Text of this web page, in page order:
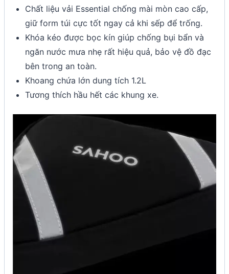
Chất liệu vải Essential chống mài mòn cao cấp,
giữ form túi cực tốt ngay cả khi sếp để trống.
Khóa kéo được bọc kín giúp chống bụi bẩn và
ngăn nước mưa nhẹ rất hiệu quả, bảo vệ đồ đạc
bên trong an toàn.
Khoang chứa lớn dung tích 1.2L
Tương thích hầu hết các khung xe.